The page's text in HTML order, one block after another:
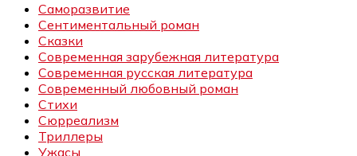
Саморазвитие
Сентиментальный роман
Сказки
Современная зарубежная литература
Современная русская литература
Современный любовный роман
Стихи
Сюрреализм
Триллеры
Ужасы